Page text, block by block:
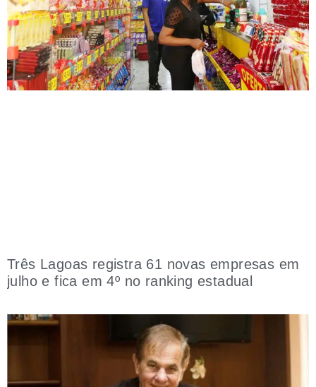
Três Lagoas registra 61 novas empresas em
julho e fica em 4º no ranking estadual